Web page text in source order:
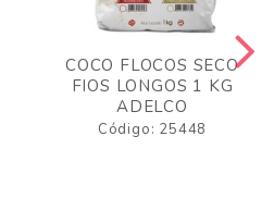
COCO FLOCOS SECO
FIOS LONGOS 1 KG
ADELCO
Código: 25448